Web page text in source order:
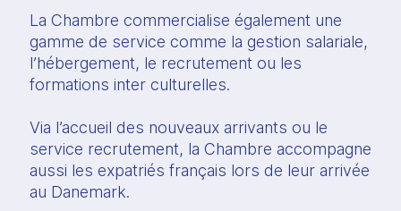
La Chambre commercialise également une
gamme de service comme la gestion salariale,
l’hébergement, le recrutement ou les
formations inter culturelles.
Via l’accueil des nouveaux arrivants ou le
service recrutement, la Chambre accompagne
aussi les expatriés français lors de leur arrivée
au Danemark.